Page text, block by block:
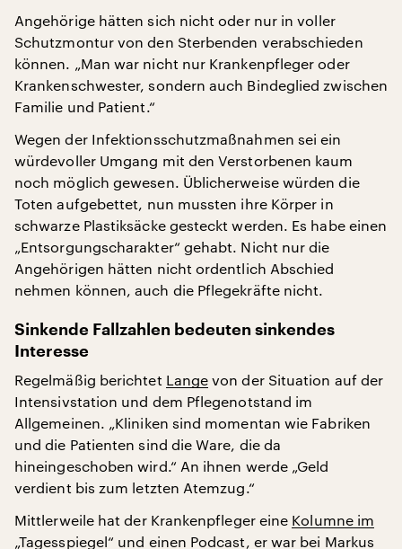
Angehörige hätten sich nicht oder nur in voller
Schutzmontur von den Sterbenden verabschieden
können. „Man war nicht nur Krankenpfleger oder
Krankenschwester, sondern auch Bindeglied zwischen
Familie und Patient.“
Wegen der Infektionsschutzmaßnahmen sei ein
würdevoller Umgang mit den Verstorbenen kaum
noch möglich gewesen. Üblicherweise würden die
Toten aufgebettet, nun mussten ihre Körper in
schwarze Plastiksäcke gesteckt werden. Es habe einen
„Entsorgungscharakter“ gehabt. Nicht nur die
Angehörigen hätten nicht ordentlich Abschied
nehmen können, auch die Pflegekräfte nicht.
Sinkende Fallzahlen bedeuten sinkendes
Interesse
Regelmäßig berichtet Lange von der Situation auf der
Intensivstation und dem Pflegenotstand im
Allgemeinen. „Kliniken sind momentan wie Fabriken
und die Patienten sind die Ware, die da
hineingeschoben wird.“ An ihnen werde „Geld
verdient bis zum letzten Atemzug.“
Mittlerweile hat der Krankenpfleger eine Kolumne im
„Tagesspiegel“ und einen Podcast , er war bei Markus